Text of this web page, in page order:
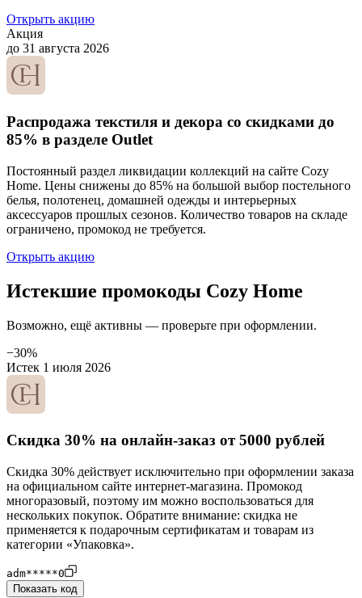
Открыть акцию
Акция
до 31 августа 2026
Распродажа текстиля и декора со скидками до
85% в разделе Outlet
Постоянный раздел ликвидации коллекций на сайте Cozy
Home. Цены снижены до 85% на большой выбор постельного
белья, полотенец, домашней одежды и интерьерных
аксессуаров прошлых сезонов. Количество товаров на складе
ограничено, промокод не требуется.
Открыть акцию
Истекшие промокоды Cozy Home
Возможно, ещё активны — проверьте при оформлении.
−30%
Истек 1 июля 2026
Скидка 30% на онлайн-заказ от 5000 рублей
Скидка 30% действует исключительно при оформлении заказа
на официальном сайте интернет-магазина. Промокод
многоразовый, поэтому им можно воспользоваться для
нескольких покупок. Обратите внимание: скидка не
применяется к подарочным сертификатам и товарам из
категории «Упаковка».
adm*****0
Показать код